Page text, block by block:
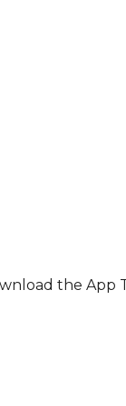
the App